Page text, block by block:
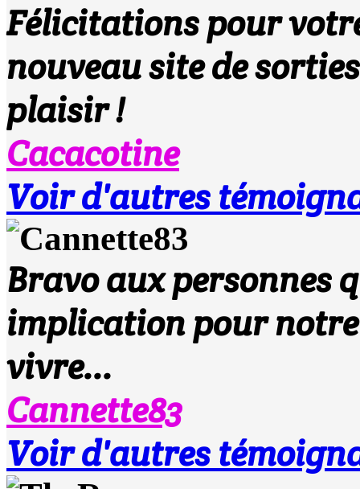
Félicitations pour
nouveau site de
plaisir !
Cacacotine
Voir d'autres
Bravo aux personnes
implication pour
vivre...
Cannette83
Voir d'autres